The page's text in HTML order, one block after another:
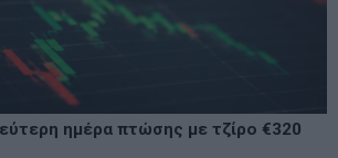
ημέρα πτώσης με τζίρο €320